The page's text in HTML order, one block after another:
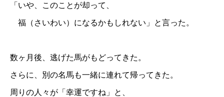
「いや、このことが却って、
福（さいわい）になるかもしれない」と言った。
数ヶ月後、逃げた馬がもどってきた。
さらに、別の名馬も一緒に連れて帰ってきた。
周りの人々が「幸運ですね」と、